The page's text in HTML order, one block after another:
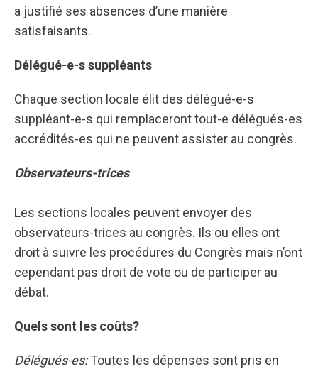
a justifié ses absences d’une manière
satisfaisants.
Délégué-e-s suppléants
Chaque section locale élit des délégué-e-s
suppléant-e-s qui remplaceront tout-e délégués-es
accrédités-es qui ne peuvent assister au congrès.
Observateurs-trices
Les sections locales peuvent envoyer des
observateurs-trices au congrès. Ils ou elles ont
droit à suivre les procédures du Congrès mais n’ont
cependant pas droit de vote ou de participer au
débat.
Quels sont les coûts?
Délégués-es:Toutes les dépenses sont pris en